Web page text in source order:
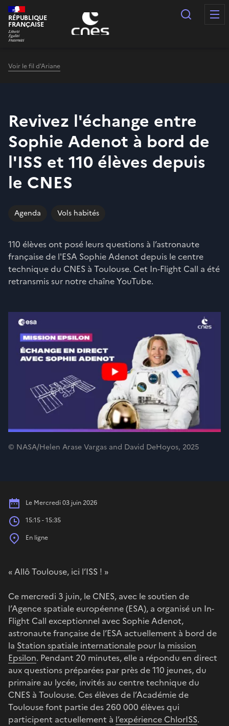
Panneau de gestion des cookies
RÉPUBLIQUE
FRANÇAISE
Voir le fil d'Ariane
Revivez l'échange entre
Sophie Adenot à bord de
l'ISS et 110 élèves depuis
le CNES
Agenda Vols habités
110 élèves ont posé leurs questions à l’astronaute
française de l'ESA Sophie Adenot depuis le centre
technique du CNES à Toulouse. Cet In-Flight Call a été
retransmis sur notre chaîne YouTube.
© NASA/Helen Arase Vargas and David DeHoyos, 2025
Date
Le Mercredi 03 juin 2026
Heures15:15 - 15:35
Place
En ligne
« Allô Toulouse, ici l’ISS ! »
Ce mercredi 3 juin, le CNES, avec le soutien de
l’Agence spatiale européenne (ESA), a organisé un In-
Flight Call exceptionnel avec Sophie Adenot,
astronaute française de l’ESA actuellement à bord de
la Station spatiale internationale pour la mission
Epsilon. Pendant 20 minutes, elle a répondu en direct
aux questions préparées par près de 110 jeunes, du
primaire au lycée, invités au centre technique du
CNES à Toulouse. Ces élèves de l’Académie de
Toulouse font partie des 260 000 élèves qui
participent actuellement à l’expérience ChlorISS.